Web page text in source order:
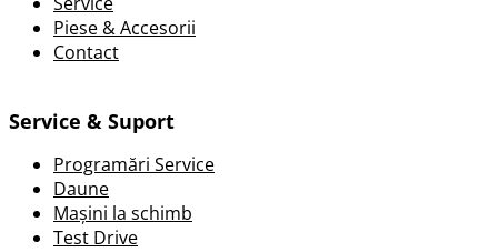
Piese & Accesorii
Contact
Service & Suport
Programări Service
Daune
Mașini la schimb
Test Drive